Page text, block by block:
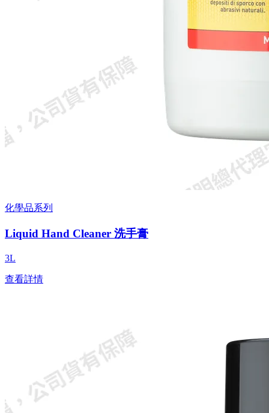
化學品系列
Liquid Hand Cleaner 洗手膏
3L
查看詳情